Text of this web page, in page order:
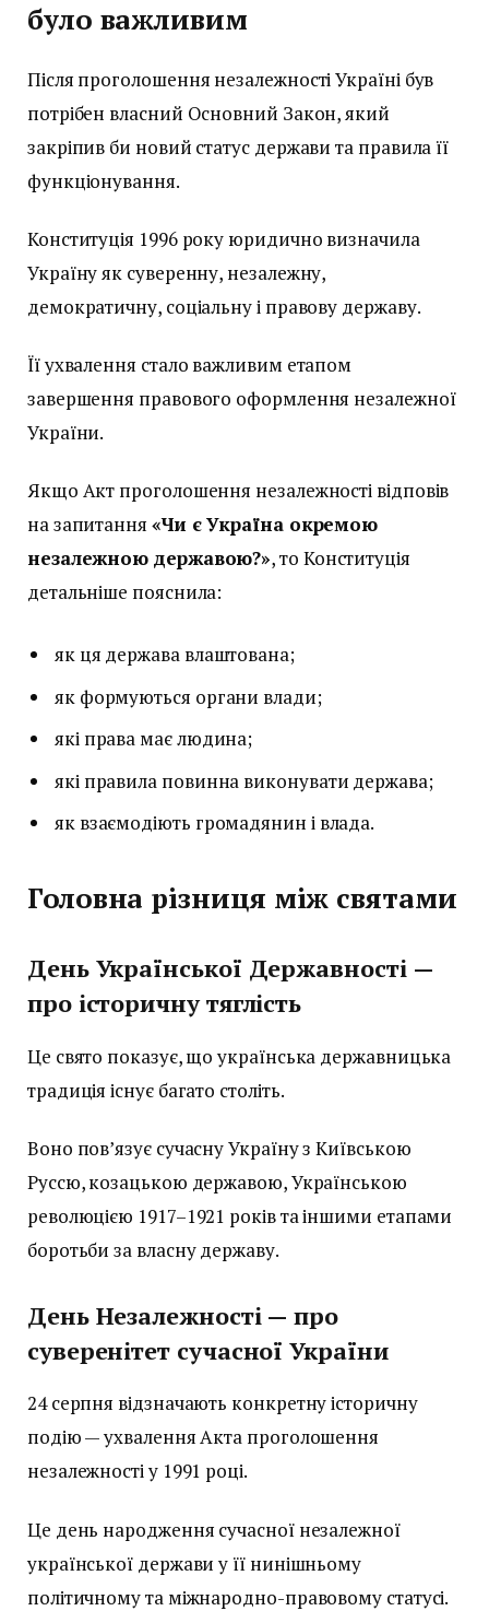
було важливим
Після проголошення незалежності Україні був
потрібен власний Основний Закон, який
закріпив би новий статус держави та правила її
функціонування.
Конституція 1996 року юридично визначила
Україну як суверенну, незалежну,
демократичну, соціальну і правову державу.
Її ухвалення стало важливим етапом
завершення правового оформлення незалежної
України.
Якщо Акт проголошення незалежності відповів
на запитання «Чи є Україна окремою
незалежною державою?», то Конституція
детальніше пояснила:
як ця держава влаштована;
як формуються органи влади;
які права має людина;
які правила повинна виконувати держава;
як взаємодіють громадянин і влада.
Головна різниця між святами
День Української Державності —
про історичну тяглість
Це свято показує, що українська державницька
традиція існує багато століть.
Воно пов’язує сучасну Україну з Київською
Руссю, козацькою державою, Українською
революцією 1917–1921 років та іншими етапами
боротьби за власну державу.
День Незалежності — про
суверенітет сучасної України
24 серпня відзначають конкретну історичну
подію — ухвалення Акта проголошення
незалежності у 1991 році.
Це день народження сучасної незалежної
української держави у її нинішньому
політичному та міжнародно-правовому статусі.